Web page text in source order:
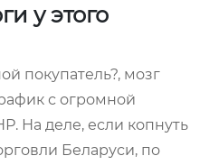
у этого
покупатель?, мозг
с огромной
На деле, если копнуть
Беларуси, по